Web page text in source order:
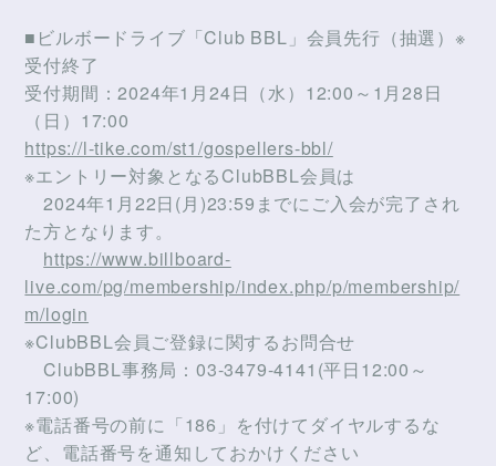
■ビルボードライブ「Club BBL」会員先行（抽選）※
受付終了
受付期間：2024年1月24日（水）12:00～1月28日
（日）17:00
https://l-tike.com/st1/gospellers-bbl/
※エントリー対象となるClubBBL会員は
2024年1月22日(月)23:59までにご入会が完了され
た方となります。
https://www.billboard-
live.com/pg/membership/index.php/p/membership/
m/login
※ClubBBL会員ご登録に関するお問合せ
ClubBBL事務局：03-3479-4141(平日12:00～
17:00)
※電話番号の前に「186」を付けてダイヤルするな
ど、電話番号を通知しておかけください